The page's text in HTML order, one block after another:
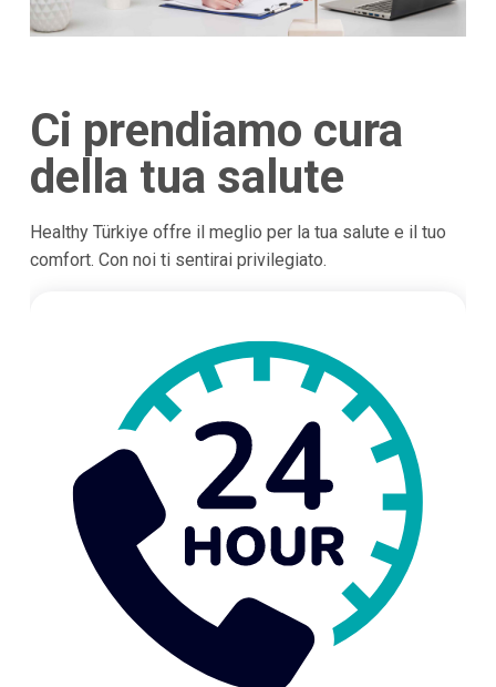
Ci prendiamo cura
della tua salute
Healthy Türkiye offre il meglio per la tua salute e il tuo
comfort. Con noi ti sentirai privilegiato.